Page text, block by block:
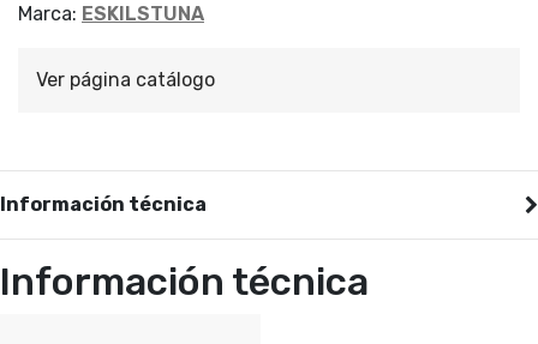
Marca: ESKILSTUNA
Ver página catálogo
Información técnica
Información técnica